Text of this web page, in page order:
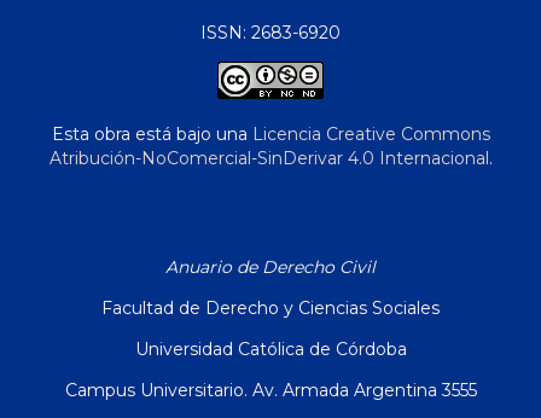
ISSN: 2683-6920
Esta obra está bajo una Licencia Creative Commons
Atribución-NoComercial-SinDerivar 4.0 Internacional.
Anuario de Derecho Civil
Facultad de Derecho y Ciencias Sociales
Universidad Católica de Córdoba
Campus Universitario. Av. Armada Argentina 3555